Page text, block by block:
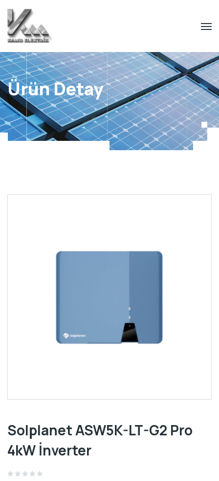
Ürün Detay
Solplanet ASW5K-LT-G2 Pro
4kW İnverter